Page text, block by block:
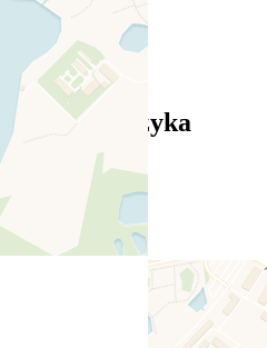
im F.Sroczyka